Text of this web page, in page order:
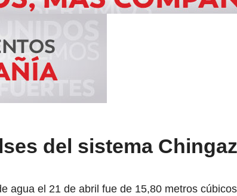
del sistema
agua el 21 de abril fue de 15,80 metros